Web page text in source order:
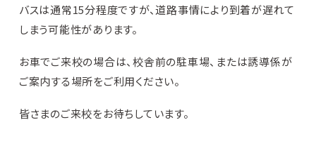
バスは通常15分程度ですが、道路事情により到着が遅れて
しまう可能性があります。
お車でご来校の場合は、校舎前の駐車場、または誘導係が
ご案内する場所をご利用ください。
皆さまのご来校をお待ちしています。